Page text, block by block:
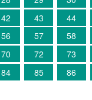
42 43 44
56 57 58
70 72 73
84 85 86